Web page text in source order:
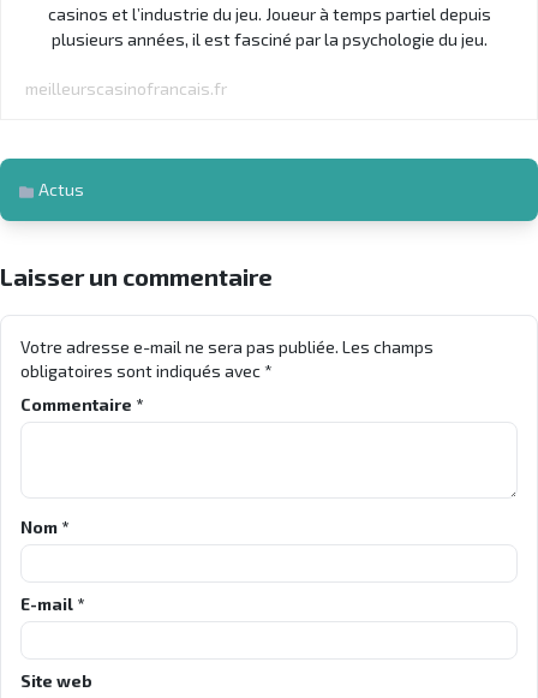
casinos et l’industrie du jeu. Joueur à temps partiel depuis
plusieurs années, il est fasciné par la psychologie du jeu.
meilleurscasinofrancais.fr
Actus
Laisser un commentaire
Votre adresse e-mail ne sera pas publiée. Les champs
obligatoires sont indiqués avec*
Commentaire *
Nom *
E-mail *
Site web